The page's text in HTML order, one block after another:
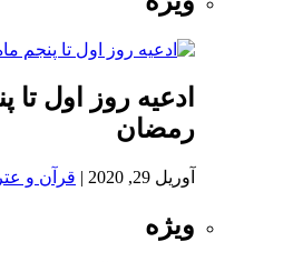
ادعيه روز اول تا
رمضان
آوریل 29, 2020 | قرآن و
ویژه